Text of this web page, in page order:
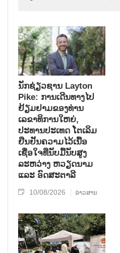
ນັກຊ່ຽວຊານ Layton
Pike: ການເດີນທາງໄປ
ຢ້ຽມຢາມຂອງທ່ານ
ເລຂາທິການໃຫຍ່,
ປະທານປະເທດ ໂຕເລິມ
ຢືນຢັນຄວາມໄວ້ເນື້ອ
ເຊື່ອໃຈທີ່ນັບມື້ນັບສູງ
ລະຫວ່າງ ຫວຽດນາມ
ແລະ ອົດສະຕາລີ
10/08/2026 ຂ່າວສານ